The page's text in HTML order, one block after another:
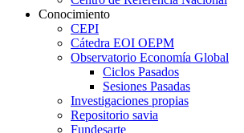
Conocimiento
CEPI
Cátedra EOI OEPM
Observatorio Economía Global
Ciclos Pasados
Sesiones Pasadas
Investigaciones propias
Repositorio savia
Fundesarte